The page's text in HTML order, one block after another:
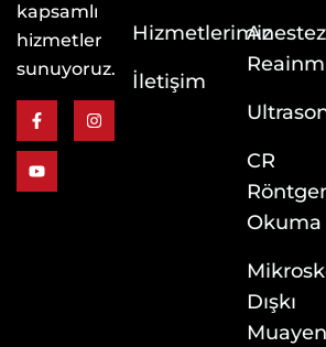
kapsamlı
hizmetler
sunuyoruz.
Hizmetlerimiz
İletişim
CR
Okuma
Dışkı